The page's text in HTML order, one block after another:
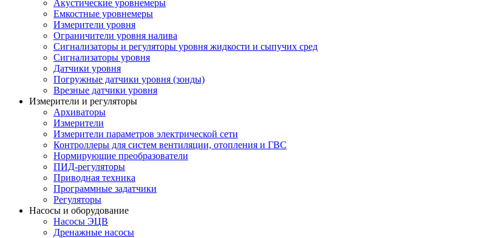
Акустические уровнемеры
Емкостные уровнемеры
Измерители уровня
Ограничители уровня налива
Сигнализаторы и регуляторы уровня жидкости и сыпучих сред
Сигнализаторы уровня
Датчики уровня
Погружные датчики уровня (зонды)
Врезные датчики уровня
Измерители и регуляторы
Архиваторы
Измерители
Измерители параметров электрической сети
Контроллеры для систем вентиляции, отопления и ГВС
Нормирующие преобразователи
ПИД-регуляторы
Приводная техника
Программные задатчики
Регуляторы
Насосы и оборудование
Насосы ЭЦВ
Дренажные насосы